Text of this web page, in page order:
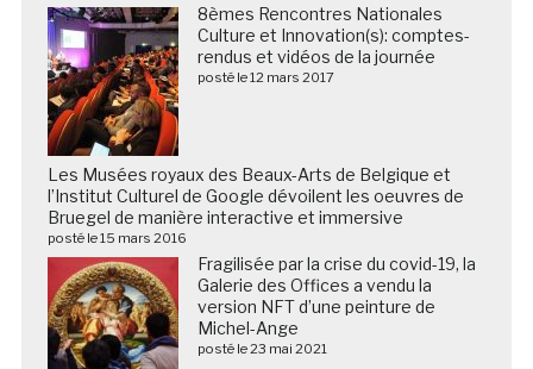
8èmes Rencontres Nationales
Culture et Innovation(s): comptes-
rendus et vidéos de la journée
posté le 12 mars 2017
Les Musées royaux des Beaux-Arts de Belgique et
l’Institut Culturel de Google dévoilent les oeuvres de
Bruegel de manière interactive et immersive
posté le 15 mars 2016
Fragilisée par la crise du covid-19, la
Galerie des Offices a vendu la
version NFT d’une peinture de
Michel-Ange
posté le 23 mai 2021